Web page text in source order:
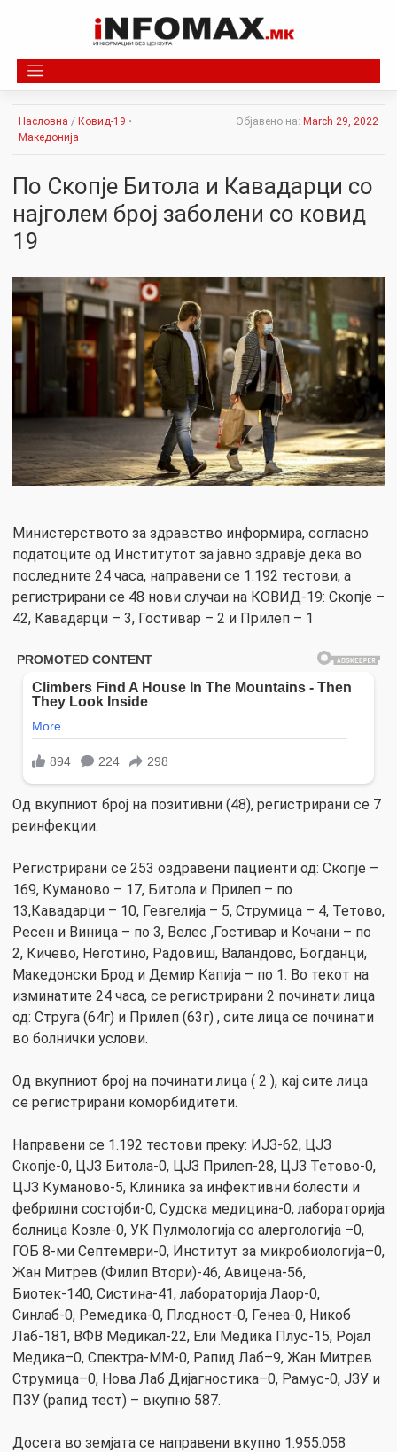
Насловна / Ковид-19 •
Македонија
Објавено на: March 29, 2022
По Скопје Битола и Кавадарци со
најголем број заболени со ковид
19
Министерството за здравство информира, согласно
податоците од Институтот за јавно здравје дека во
последните 24 часа, направени се 1.192 тестови, а
регистрирани се 48 нови случаи на КОВИД-19: Скопје –
42, Кавадарци – 3, Гостивар – 2 и Прилеп – 1
Од вкупниот број на позитивни (48), регистрирани се 7
реинфекции.
Регистрирани сe 253 оздравени пациенти од: Скопје –
169, Куманово – 17, Битола и Прилеп – по
13,Кавадарци – 10, Гевгелија – 5, Струмица – 4, Тетово,
Ресен и Виница – по 3, Велес ,Гостивар и Кочани – по
2, Кичево, Неготино, Радовиш, Валандово, Богданци,
Македонски Брод и Демир Капија – по 1. Во текот на
изминатите 24 часа, се регистрирани 2 починати лица
од: Струга (64г) и Прилеп (63г) , сите лица се починати
во болнички услови.
Од вкупниот број на починати лица ( 2 ), кај сите лица
се регистрирани коморбидитети.
Направени се 1.192 тестови преку: ИЈЗ-62, ЦЈЗ
Скопје-0, ЦЈЗ Битола-0, ЦЈЗ Прилеп-28, ЦЈЗ Тетово-0,
ЦЈЗ Куманово-5, Клиника за инфективни болести и
фебрилни состојби-0, Судска медицина-0, лабораторија
болница Козле-0, УК Пулмологија со алергологија –0,
ГОБ 8-ми Септември-0, Институт за микробиологија–0,
Жан Митрев (Филип Втори)-46, Авицена-56,
Биотек-140, Систина-41, лабораторија Лаор-0,
Синлаб-0, Ремедика-0, Плодност-0, Генеа-0, Никоб
Лаб-181, ВФВ Медикал-22, Ели Медика Плус-15, Ројал
Медика–0, Спектра-ММ-0, Рапид Лаб–9, Жан Митрев
Струмица–0, Нова Лаб Дијагностика–0, Рамус-0, ЈЗУ и
ПЗУ (рапид тест) – вкупно 587.
Досега во земјата се направени вкупно 1.955.058